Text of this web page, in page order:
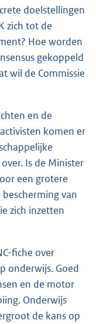
doelstellingen
zich tot de
Hoe worden
gekoppeld
wil de Commissie
en de
komen er
Is de Minister
een grotere
van
zich inzetten
fiche over
onderwijs. Goed
en de motor
Onderwijs
de kans op